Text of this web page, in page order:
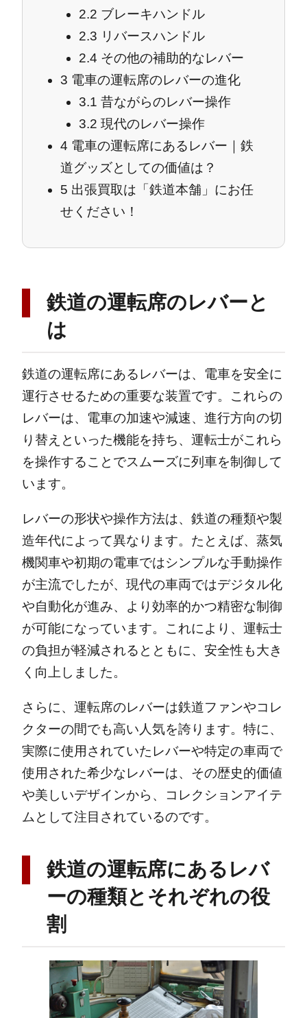
2.2 ブレーキハンドル
2.3 リバースハンドル
2.4 その他の補助的なレバー
3 電車の運転席のレバーの進化
3.1 昔ながらのレバー操作
3.2 現代のレバー操作
4 電車の運転席にあるレバー｜鉄
道グッズとしての価値は？
5 出張買取は「鉄道本舗」にお任
せください！
鉄道の運転席のレバーと
は
鉄道の運転席にあるレバーは、電車を安全に
運行させるための重要な装置です。これらの
レバーは、電車の加速や減速、進行方向の切
り替えといった機能を持ち、運転士がこれら
を操作することでスムーズに列車を制御して
います。
レバーの形状や操作方法は、鉄道の種類や製
造年代によって異なります。たとえば、蒸気
機関車や初期の電車ではシンプルな手動操作
が主流でしたが、現代の車両ではデジタル化
や自動化が進み、より効率的かつ精密な制御
が可能になっています。これにより、運転士
の負担が軽減されるとともに、安全性も大き
く向上しました。
さらに、運転席のレバーは鉄道ファンやコレ
クターの間でも高い人気を誇ります。特に、
実際に使用されていたレバーや特定の車両で
使用された希少なレバーは、その歴史的価値
や美しいデザインから、コレクションアイテ
ムとして注目されているのです。
鉄道の運転席にあるレバ
ーの種類とそれぞれの役
割